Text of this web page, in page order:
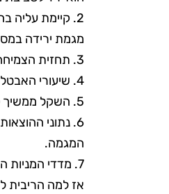
2. קיימת עליה
מגמת ירידה
3. תחזית הצמיחה עודכנה כלפי מעלה ועומדת על 2.8% , 5.2% ו- 4.3% ל 2025, 2026 ו-2027 בהתאמה.
4. שיעורי האבטלה יציבים ושיעור תעסוקה גבוה ועולה.
5. השקל ממשיך להתחזק מאז החלטת הריבית האחרונה.
6. נתוני
המגמה.
7. מדדי המניות המקומיים עלו מאז הכרזת הריבית האחרונה, ואף מעבר למגמה העולמית.
אז למה הריבית